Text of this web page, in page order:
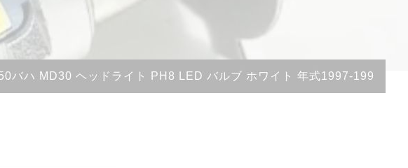
ブログ
ピックアップ
バハ MD30 ヘッドライト PH8 LED バルブ ホワイト 年式1997-1999